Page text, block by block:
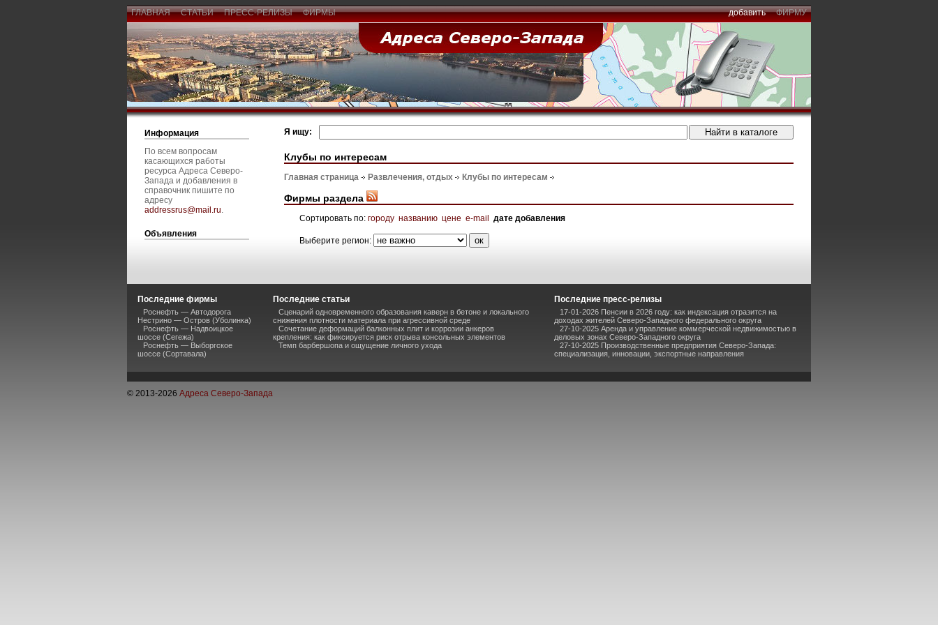
ГЛАВНАЯ СТАТЬИ ПРЕСС-РЕЛИЗЫ ФИРМЫ добавить ФИРМУ
Информация
По всем вопросам
касающихся работы
ресурса Адреса Северо-
Запада и добавления в
справочник пишите по
адресу
addressrus@mail.ru.
Объявления
Я ищу:
Клубы по интересам
Главная страница Развлечения, отдых Клубы по интересам
Фирмы раздела
Сортировать по: городу названию цене e-mail дате добавления
Выберите регион:
Последние фирмы
Роснефть — Автодорога
Нестрино — Остров (Уболинка)
Роснефть — Надвоицкое
шоссе (Сегежа)
Роснефть — Выборгское
шоссе (Сортавала)
Последние статьи
Сценарий одновременного образования каверн в бетоне и локального
снижения плотности материала при агрессивной среде
Сочетание деформаций балконных плит и коррозии анкеров
крепления: как фиксируется риск отрыва консольных элементов
Темп барбершопа и ощущение личного ухода
Последние пресс-релизы
17-01-2026 Пенсии в 2026 году: как индексация отразится на
доходах жителей Северо-Западного федерального округа
27-10-2025 Аренда и управление коммерческой недвижимостью в
деловых зонах Северо-Западного округа
27-10-2025 Производственные предприятия Северо-Запада:
специализация, инновации, экспортные направления
© 2013-2026 Адреса Северо-Запада